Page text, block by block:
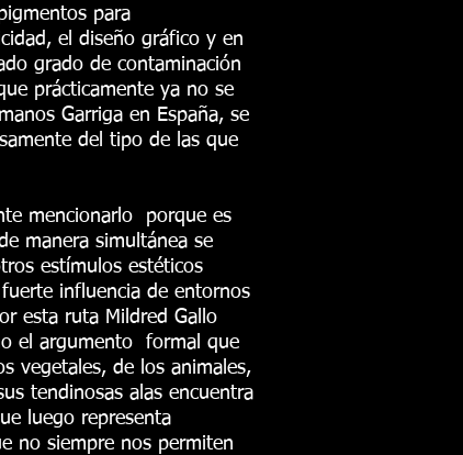
para
el diseño gráfico y en
grado de contaminación
prácticamente ya no se
Garriga en España, se
del tipo de las que
mencionarlo porque es
manera simultánea se
estímulos estéticos
influencia de entornos
esta ruta Mildred Gallo
el argumento formal que
vegetales, de los animales,
tendinosas alas encuentra
luego representa
no siempre nos permiten